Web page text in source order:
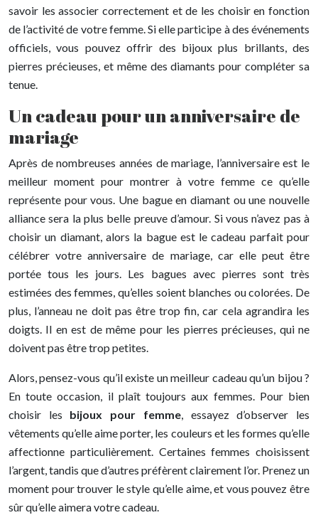
savoir les associer correctement et de les choisir en fonction
de l’activité de votre femme. Si elle participe à des événements
officiels, vous pouvez offrir des bijoux plus brillants, des
pierres précieuses, et même des diamants pour compléter sa
tenue.
Un cadeau pour un anniversaire de
mariage
Après de nombreuses années de mariage, l’anniversaire est le
meilleur moment pour montrer à votre femme ce qu’elle
représente pour vous. Une bague en diamant ou une nouvelle
alliance sera la plus belle preuve d’amour. Si vous n’avez pas à
choisir un diamant, alors la bague est le cadeau parfait pour
célébrer votre anniversaire de mariage, car elle peut être
portée tous les jours. Les bagues avec pierres sont très
estimées des femmes, qu’elles soient blanches ou colorées. De
plus, l’anneau ne doit pas être trop fin, car cela agrandira les
doigts. Il en est de même pour les pierres précieuses, qui ne
doivent pas être trop petites.
Alors, pensez-vous qu’il existe un meilleur cadeau qu’un bijou ?
En toute occasion, il plaît toujours aux femmes. Pour bien
choisir les bijoux pour femme, essayez d’observer les
vêtements qu’elle aime porter, les couleurs et les formes qu’elle
affectionne particulièrement. Certaines femmes choisissent
l’argent, tandis que d’autres préfèrent clairement l’or. Prenez un
moment pour trouver le style qu’elle aime, et vous pouvez être
sûr qu’elle aimera votre cadeau.